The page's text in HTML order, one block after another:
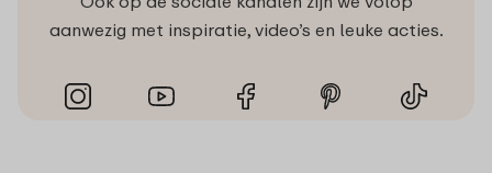
aanwezig met inspiratie, video’s en leuke acties.